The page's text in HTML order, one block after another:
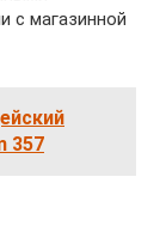
с магазинной
357